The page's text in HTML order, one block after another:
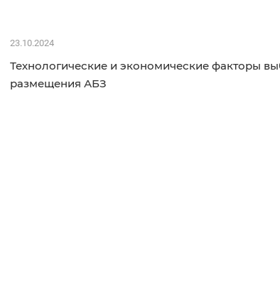
23.10.2024
Технологические и экономические факторы
размещения АБЗ